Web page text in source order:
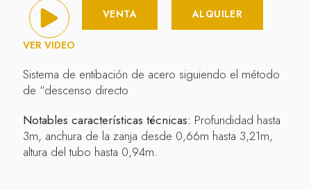
VER VIDEO
VENTA ALQUILER
Sistema de entibación de acero siguiendo el método
de “descenso directo
Notables características técnicas: Profundidad hasta
3m, anchura de la zanja desde 0,66m hasta 3,21m,
altura del tubo hasta 0,94m.